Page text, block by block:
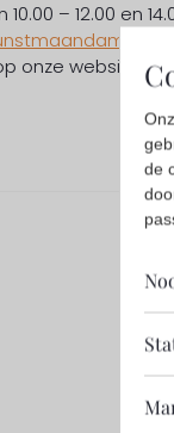
– 12.00 en
onze website
de